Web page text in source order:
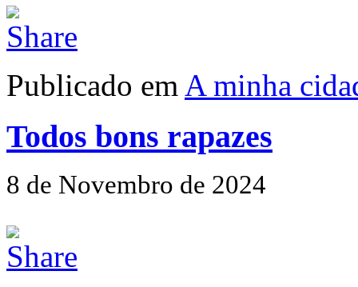
Publicado em A minha
Todos bons rapazes
8 de Novembro de 2024